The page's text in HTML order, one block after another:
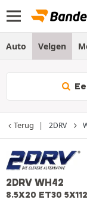
Auto Velgen
Terug 2DRV
2DRV WH42
8.5X20 ET30